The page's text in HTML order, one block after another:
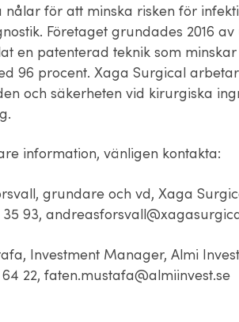
nålar för att minska risken för
Företaget grundades 2016
en patenterad teknik som
96 procent. Xaga Surgical
och säkerheten vid kirurgiska
information, vänligen kontakta:
grundare och vd, Xaga
35 93,
Investment Manager, Almi Invest
64 22, faten.mustafa@almiinvest.se